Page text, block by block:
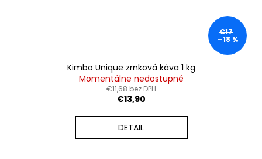
€17
–18 %
Kimbo Unique zrnková káva 1 kg
Momentálne nedostupné
€11,68 bez DPH
€13,90
DETAIL